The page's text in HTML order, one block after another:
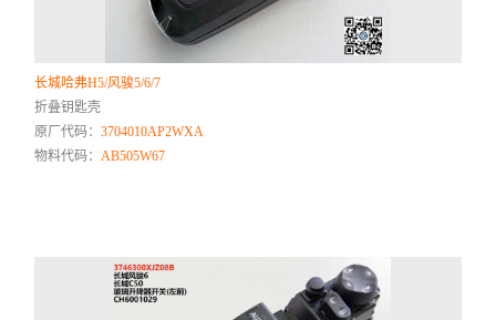
长城哈弗H5/风骏5/6/7
折叠钥匙壳
原厂代码：3704010AP2WXA
物料代码：AB505W67